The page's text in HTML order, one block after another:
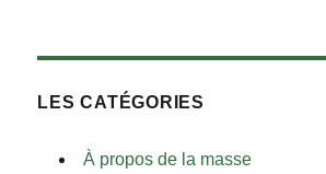
LES CATÉGORIES
À propos de la masse